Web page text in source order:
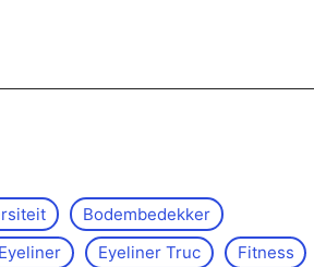
Bodembedekker
Eyeliner Eyeliner Truc
Fitness